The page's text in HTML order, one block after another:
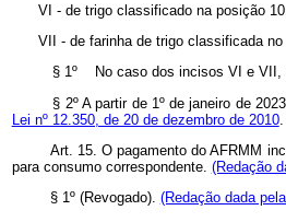
VI - de trigo classificado na posição
VII - de farinha de trigo classificada no
§ 1º
No caso dos incisos VI e
§ 2º A partir de 1º de janeiro de
Lei nº 12.350, de 20 de dezembro de 2010
Art. 15. O pagamento do AFRMM
para consumo correspondente. (Redação
§ 1º (Revogado). (Redação dada